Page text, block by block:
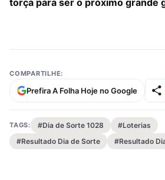
torça para ser o próximo grande
COMPARTILHE:
Prefira A Folha Hoje no Google
TAGS: #Dia de Sorte 1028
#Loterias
#Resultado Dia de Sorte
#Resultado